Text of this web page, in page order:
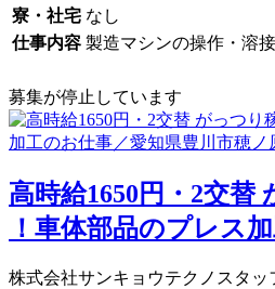
寮・社宅 なし
仕事内容 製造マシンの操作・溶
募集が停止しています
高時給1650円・2交替
！車体部品のプレス
株式会社サンキョウテクノスタッ